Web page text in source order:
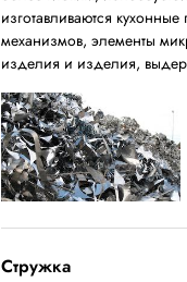
изготавливаются
механизмов, элементы
изделия и изделия,
Стружка